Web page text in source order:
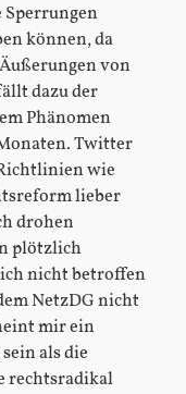
können, da
von
dazu der
Phänomen
Twitter
wie
lieber
drohen
plötzlich
nicht betroffen
NetzDG nicht
mir ein
als die
rechtsradikal